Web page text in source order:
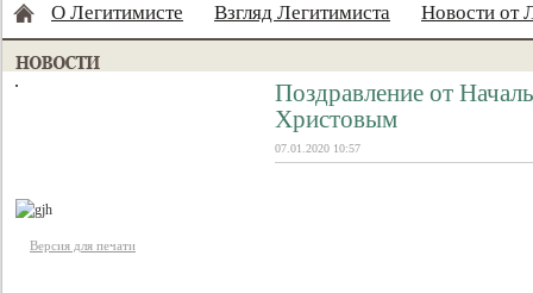
О Легитимисте Взгляд Легитимиста Новости от
Поздравление от
Христовым
07.01.2020 10:57
Версия для печати